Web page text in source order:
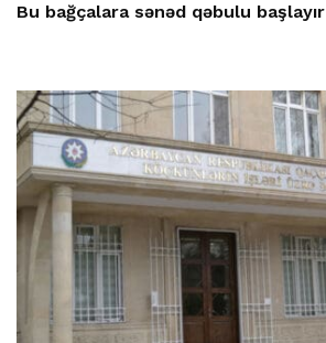
Bu bağçalara sənəd qəbulu başlayır